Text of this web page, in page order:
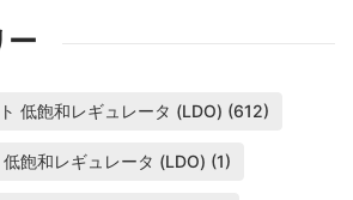
ー
低飽和レギュレータ (LDO) (612)
飽和レギュレータ (LDO) (1)